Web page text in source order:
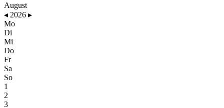
August
◂ 2026 ▸
Mo
Di
Mi
Do
Fr
Sa
So
1
2
3